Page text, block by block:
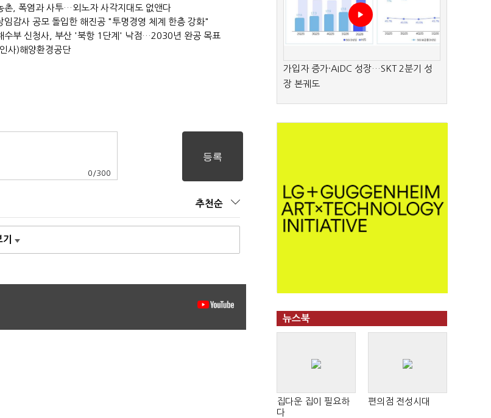
촌, 폭염과 사투…외노자 사각지대도 없앤다
임감사 공모 돌입한 해진공 "투명경영 체계 한층 강화"
수부 신청사, 부산 '북항 1단계' 낙점…2030년 완공 목표
사)해양환경공단
0 /300
추천순
가입자 증가·AIDC 성장…SKT 2분기 성
장 본궤도
뉴스북
집다운 집이 필요하
다
편의점 전성시대